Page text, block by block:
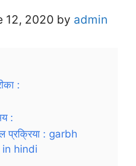
12, 2020 by admin
:
:
प्रक्रिया : garbh
hindi